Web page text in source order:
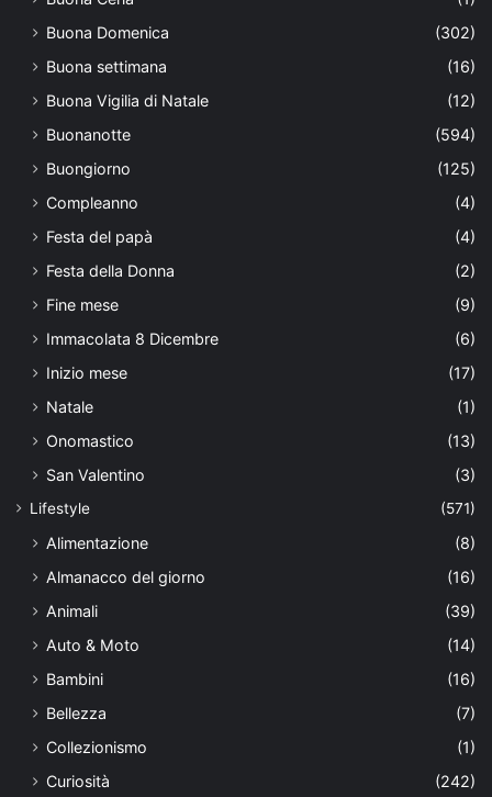
Buona Domenica
(302)
Buona settimana
(16)
Buona Vigilia di Natale
(12)
Buonanotte
(594)
Buongiorno
(125)
Compleanno
(4)
Festa del papà
(4)
Festa della Donna
(2)
Fine mese
(9)
Immacolata 8 Dicembre
(6)
Inizio mese
(17)
Natale
(1)
Onomastico
(13)
San Valentino
(3)
Lifestyle (571)
Alimentazione
(8)
Almanacco del giorno
(16)
Animali
(39)
Auto & Moto
(14)
Bambini
(16)
Bellezza
(7)
Collezionismo
(1)
Curiosità
(242)